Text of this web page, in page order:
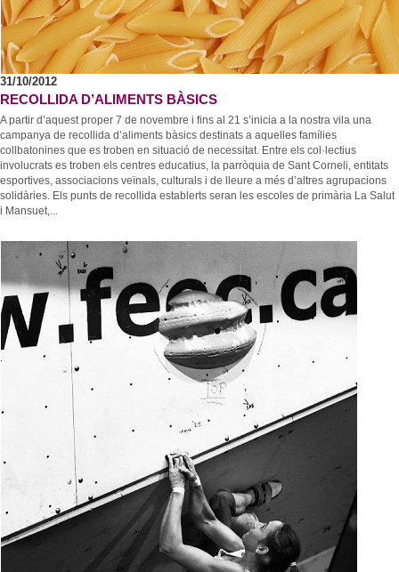
31/10/2012
RECOLLIDA D’ALIMENTS BÀSICS
A partir d’aquest proper 7 de novembre i fins al 21 s’inicia a la nostra vila una
campanya de recollida d’aliments bàsics destinats a aquelles famílies
collbatonines que es troben en situació de necessitat. Entre els col·lectius
involucrats es troben els centres educatius, la parròquia de Sant Corneli, entitats
esportives, associacions veïnals, culturals i de lleure a més d’altres agrupacions
solidàries. Els punts de recollida establerts seran les escoles de primària La Salut
i Mansuet,...